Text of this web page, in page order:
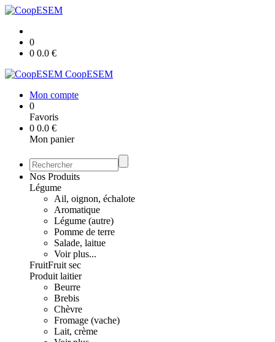
0
0 0.0 €
CoopESEM
Mon compte
0
Favoris
0 0.0 €
Mon panier
Nos Produits
Légume
Ail, oignon, échalote
Aromatique
Légume (autre)
Pomme de terre
Salade, laitue
Voir plus...
FruitFruit sec
Produit laitier
Beurre
Brebis
Chèvre
Fromage (vache)
Lait, crème